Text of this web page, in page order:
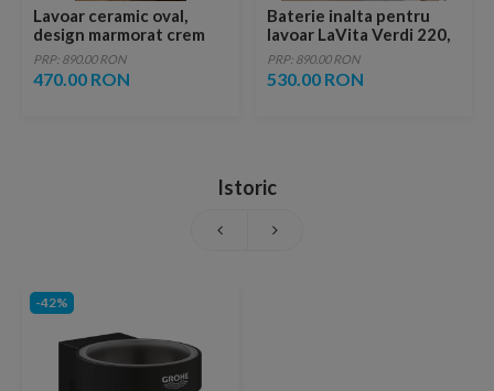
Lavoar ceramic oval,
design marmorat crem
lucios cu vene aurii,
ventil inclus
PRP: 890.00 RON
470.00 RON
Baterie inalta pentru
lavoar LaVita Verdi 220,
fara ventil, brushed
copper
PRP: 890.00 RON
530.00 RON
Istoric
-42%